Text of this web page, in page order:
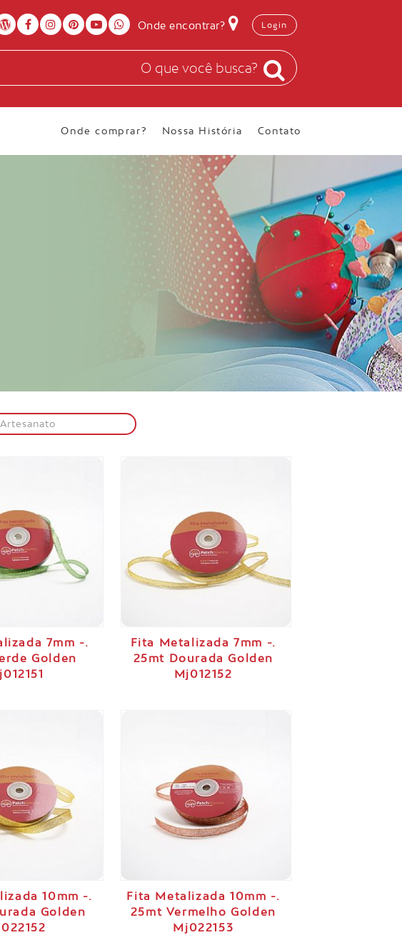
Onde encontrar? Login
Onde comprar? Nossa História Contato
7mm -.
Golden
Fita Metalizada 7mm -.
25mt Dourada Golden
Mj012152
10mm -.
Golden
Fita Metalizada 10mm -.
25mt Vermelho Golden
Mj022153